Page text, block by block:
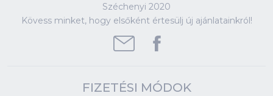
Széchenyi 2020
Kövess minket, hogy elsőként értesülj új ajánlatainkról!
FIZETÉSI MÓDOK